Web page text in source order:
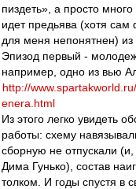
пиздеть», а просто
идет предьява (хотя сам
для меня непонятнен) из
Эпизод первый -
например, одно из вью
http://
enera.html
Из этого легко увидеть
работы: схему
сборную не отпускали
Дима Гунько), состав
толком. И годы спустя в